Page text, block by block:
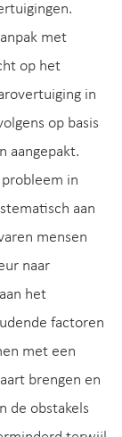
met
op het
in
op basis
aangepakt.
in
aan
mensen
naar
het
factoren
met een
brengen en
de obstakels